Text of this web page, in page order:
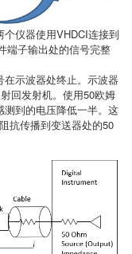
个仪器使用VHDCI连接到
端子输出处的信号完整
示波器处终止。示波器
回发射机。使用50欧姆
到的电压降低一半。这
抗传播到变送器处的50